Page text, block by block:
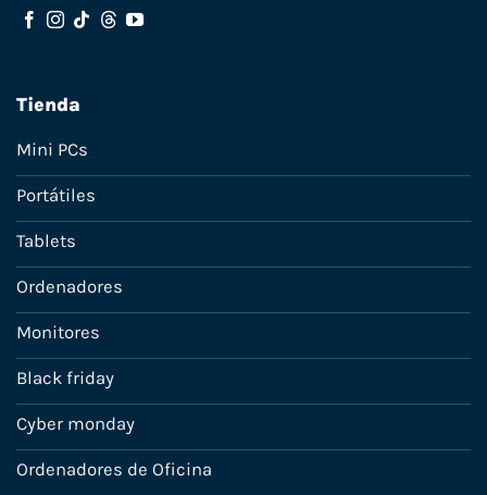
Tienda
Mini PCs
Portátiles
Tablets
Ordenadores
Monitores
Black friday
Cyber monday
Ordenadores de Oficina